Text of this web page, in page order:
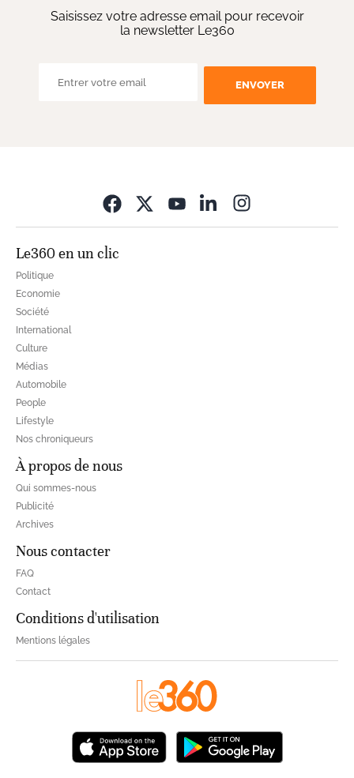
Saisissez votre adresse email pour recevoir
la newsletter Le360
ENVOYER
Le360 en un clic
Politique
Economie
Société
International
Culture
Médias
Automobile
People
Lifestyle
Nos chroniqueurs
À propos de nous
Qui sommes-nous
Publicité
Archives
Nous contacter
FAQ
Contact
Conditions d'utilisation
Mentions légales